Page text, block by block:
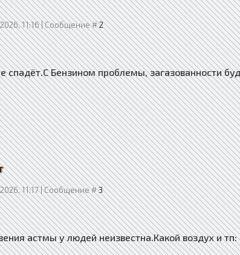
11:16 | Сообщение #2
спадёт.С Бензином проблемы, загазованности
11:17 | Сообщение #3
астмы у людей неизвестна.Какой воздух и